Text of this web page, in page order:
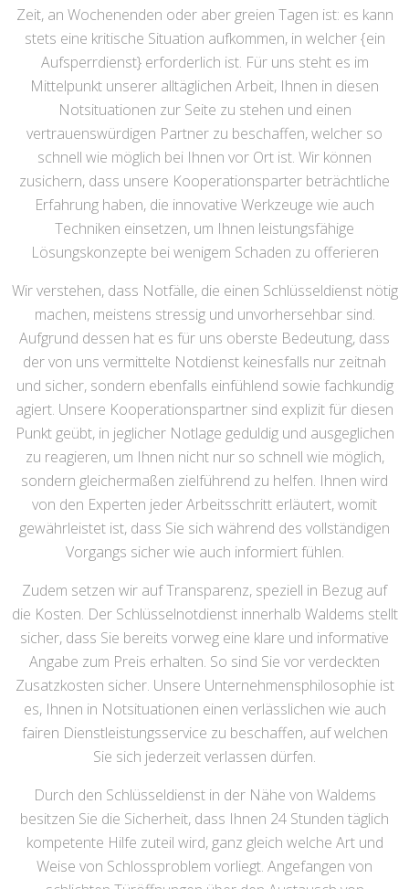
Zeit, an Wochenenden oder aber greien Tagen ist: es kann
stets eine kritische Situation aufkommen, in welcher {ein
Aufsperrdienst} erforderlich ist. Für uns steht es im
Mittelpunkt unserer alltäglichen Arbeit, Ihnen in diesen
Notsituationen zur Seite zu stehen und einen
vertrauenswürdigen Partner zu beschaffen, welcher so
schnell wie möglich bei Ihnen vor Ort ist. Wir können
zusichern, dass unsere Kooperationsparter beträchtliche
Erfahrung haben, die innovative Werkzeuge wie auch
Techniken einsetzen, um Ihnen leistungsfähige
Lösungskonzepte bei wenigem Schaden zu offerieren
Wir verstehen, dass Notfälle, die einen Schlüsseldienst nötig
machen, meistens stressig und unvorhersehbar sind.
Aufgrund dessen hat es für uns oberste Bedeutung, dass
der von uns vermittelte Notdienst keinesfalls nur zeitnah
und sicher, sondern ebenfalls einfühlend sowie fachkundig
agiert. Unsere Kooperationspartner sind explizit für diesen
Punkt geübt, in jeglicher Notlage geduldig und ausgeglichen
zu reagieren, um Ihnen nicht nur so schnell wie möglich,
sondern gleichermaßen zielführend zu helfen. Ihnen wird
von den Experten jeder Arbeitsschritt erläutert, womit
gewährleistet ist, dass Sie sich während des vollständigen
Vorgangs sicher wie auch informiert fühlen.
Zudem setzen wir auf Transparenz, speziell in Bezug auf
die Kosten. Der Schlüsselnotdienst innerhalb Waldems stellt
sicher, dass Sie bereits vorweg eine klare und informative
Angabe zum Preis erhalten. So sind Sie vor verdeckten
Zusatzkosten sicher. Unsere Unternehmensphilosophie ist
es, Ihnen in Notsituationen einen verlässlichen wie auch
fairen Dienstleistungsservice zu beschaffen, auf welchen
Sie sich jederzeit verlassen dürfen.
Durch den Schlüsseldienst in der Nähe von Waldems
besitzen Sie die Sicherheit, dass Ihnen 24 Stunden täglich
kompetente Hilfe zuteil wird, ganz gleich welche Art und
Weise von Schlossproblem vorliegt. Angefangen von